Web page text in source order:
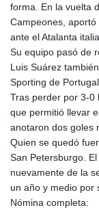
forma. En la vuelta
Campeones,
ante el Atalanta
Su equipo pasó de
Luis Suárez
Sporting de
Tras perder por 3-0
que permitió llevar
anotaron dos goles
Quien se quedó
San Petersburgo.
nuevamente de la
un año y medio por
Nómina completa: